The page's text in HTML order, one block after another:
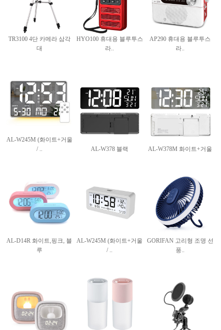
TR3100 4단 카메라 삼각
대
HYO100 휴대용 블루투스
라..
AP290 휴대용 블루투스
라..
AL-W245M (화이트+거울
/ ..
AL-W378 블랙 AL-W378M 화이트+거울
AL-D14R 화이트,핑크, 블
루
AL-W245M (화이트+거울
/ ..
GORIFAN 고리형 조명 선
풍..